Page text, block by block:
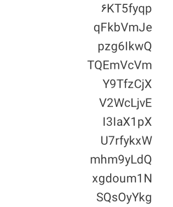
۶KT5fyqp
qFkbVmJe
pzg6IkwQ
TQEmVcVm
Y9TfzCjX
V2WcLjvE
I3IaX1pX
U7rfykxW
mhm9yLdQ
xgdoum1N
SQsOyYkg